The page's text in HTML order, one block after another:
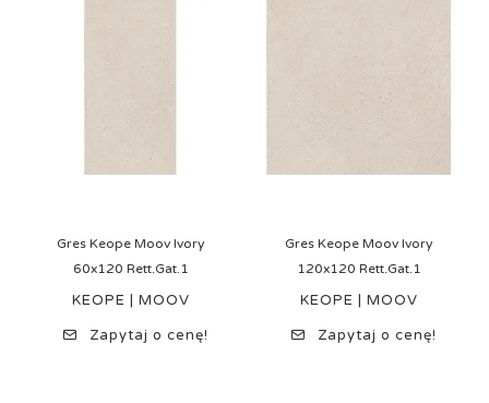
Gres Keope Moov Ivory
60x120 Rett.Gat.1
KEOPE | MOOV
Zapytaj o cenę!
Gres Keope Moov Ivory
120x120 Rett.Gat.1
KEOPE | MOOV
Zapytaj o cenę!